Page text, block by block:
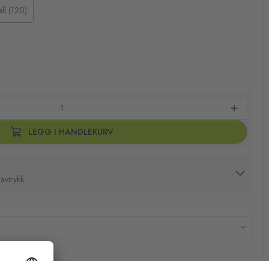
(120)
LEGG I HANDLEKURV